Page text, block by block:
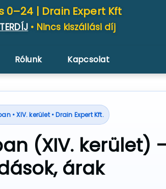
0–24 | Drain Expert Kft
• Nincs kiszállási díj
Rólunk Kapcsolat
• XIV. kerület • Drain Expert Kft.
(XIV. kerület)
árak